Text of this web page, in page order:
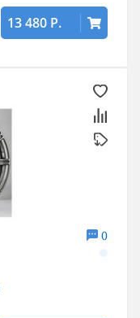
13 480 Р.
0